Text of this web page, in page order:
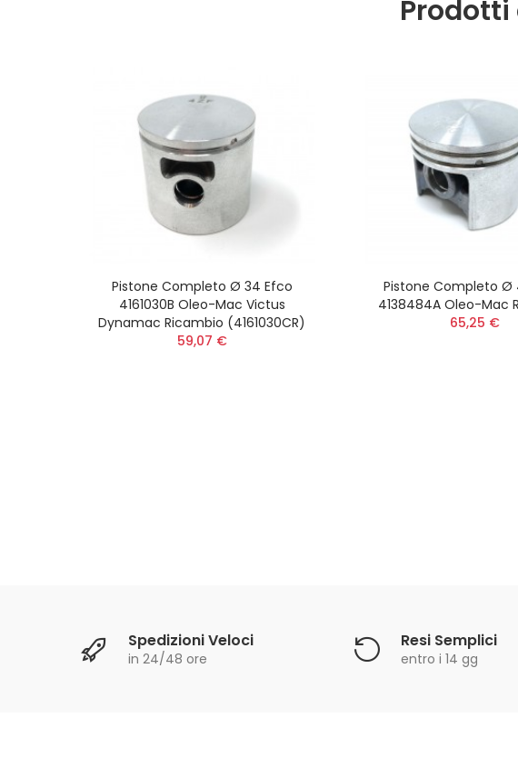
Pistone Completo Ø 34 Efco
4161030B Oleo-Mac Victus
Dynamac Ricambio (4161030CR)
59,07 €
Pistone Completo Ø
4138484A Oleo-Mac
65,25 €
Spedizioni Veloci
in 24/48 ore
Resi Semplici
entro i 14 gg